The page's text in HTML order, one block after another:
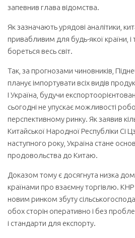
запевнив глава відомства.
Як зазначають урядові аналітики,
привабливим для будь-якої країни, і
бореться весь світ.
Так, за прогнозами чиновників,
планує імпортувати всіх видів
І Україна, будучи
сьогодні не упускає можливості
перспективному ринку. Як заявив
Китайської Народної Республіки Сі
наступного року, Україна стане
продовольства до Китаю.
Доказом тому є досягнута низка
країнами про взаємну торгівлю. КНР
новим ринком збуту
обох сторін оперативно і без
і стандарти для експорту.